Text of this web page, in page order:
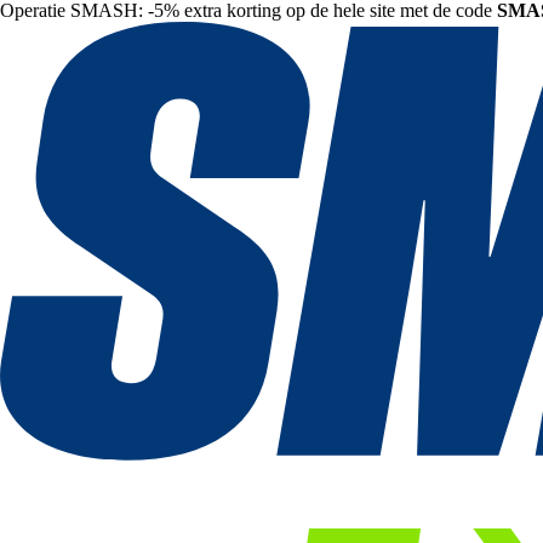
Operatie SMASH: -5% extra korting op de hele site met de code